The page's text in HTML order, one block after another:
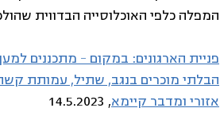
המפלה כלפי האוכלוסייה הבדווית
פניית הארגונים: במקום - מתכננים
הבלתי מוכרים בנגב, שתיל, עמותת
אזורי ומדבר קיימא, 14.5.2023